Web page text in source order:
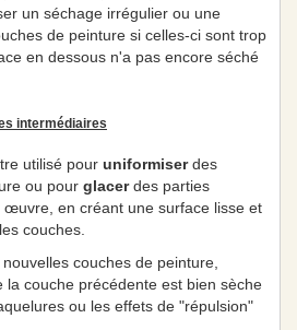
un séchage irrégulier ou une
de peinture si celles-ci sont trop
en dessous n'a pas encore séché
intermédiaires
utilisé pour uniformiserdes
ou pour glacerdes parties
œuvre, en créant une surface lisse et
couches.
couches de peinture,
la couche précédente est bien sèche
ou les effets de "répulsion"